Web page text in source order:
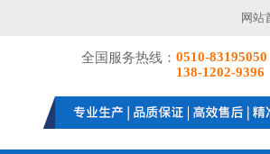
网站
全国服务热线： 0510-83195050
138-1202-9396